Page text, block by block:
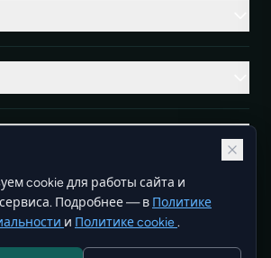
Леонидович, УНП ЕА3732804
info@doit.by
cookie для работы сайта и
Подробнее — в Политике
и Политике cookie.